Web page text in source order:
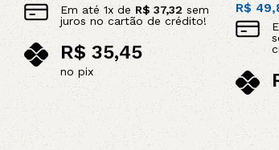
Em até1x de R$37,32 sem
juros no cartão de crédito!
R$35,45
no pix
Adicionar ao carrinho
R$